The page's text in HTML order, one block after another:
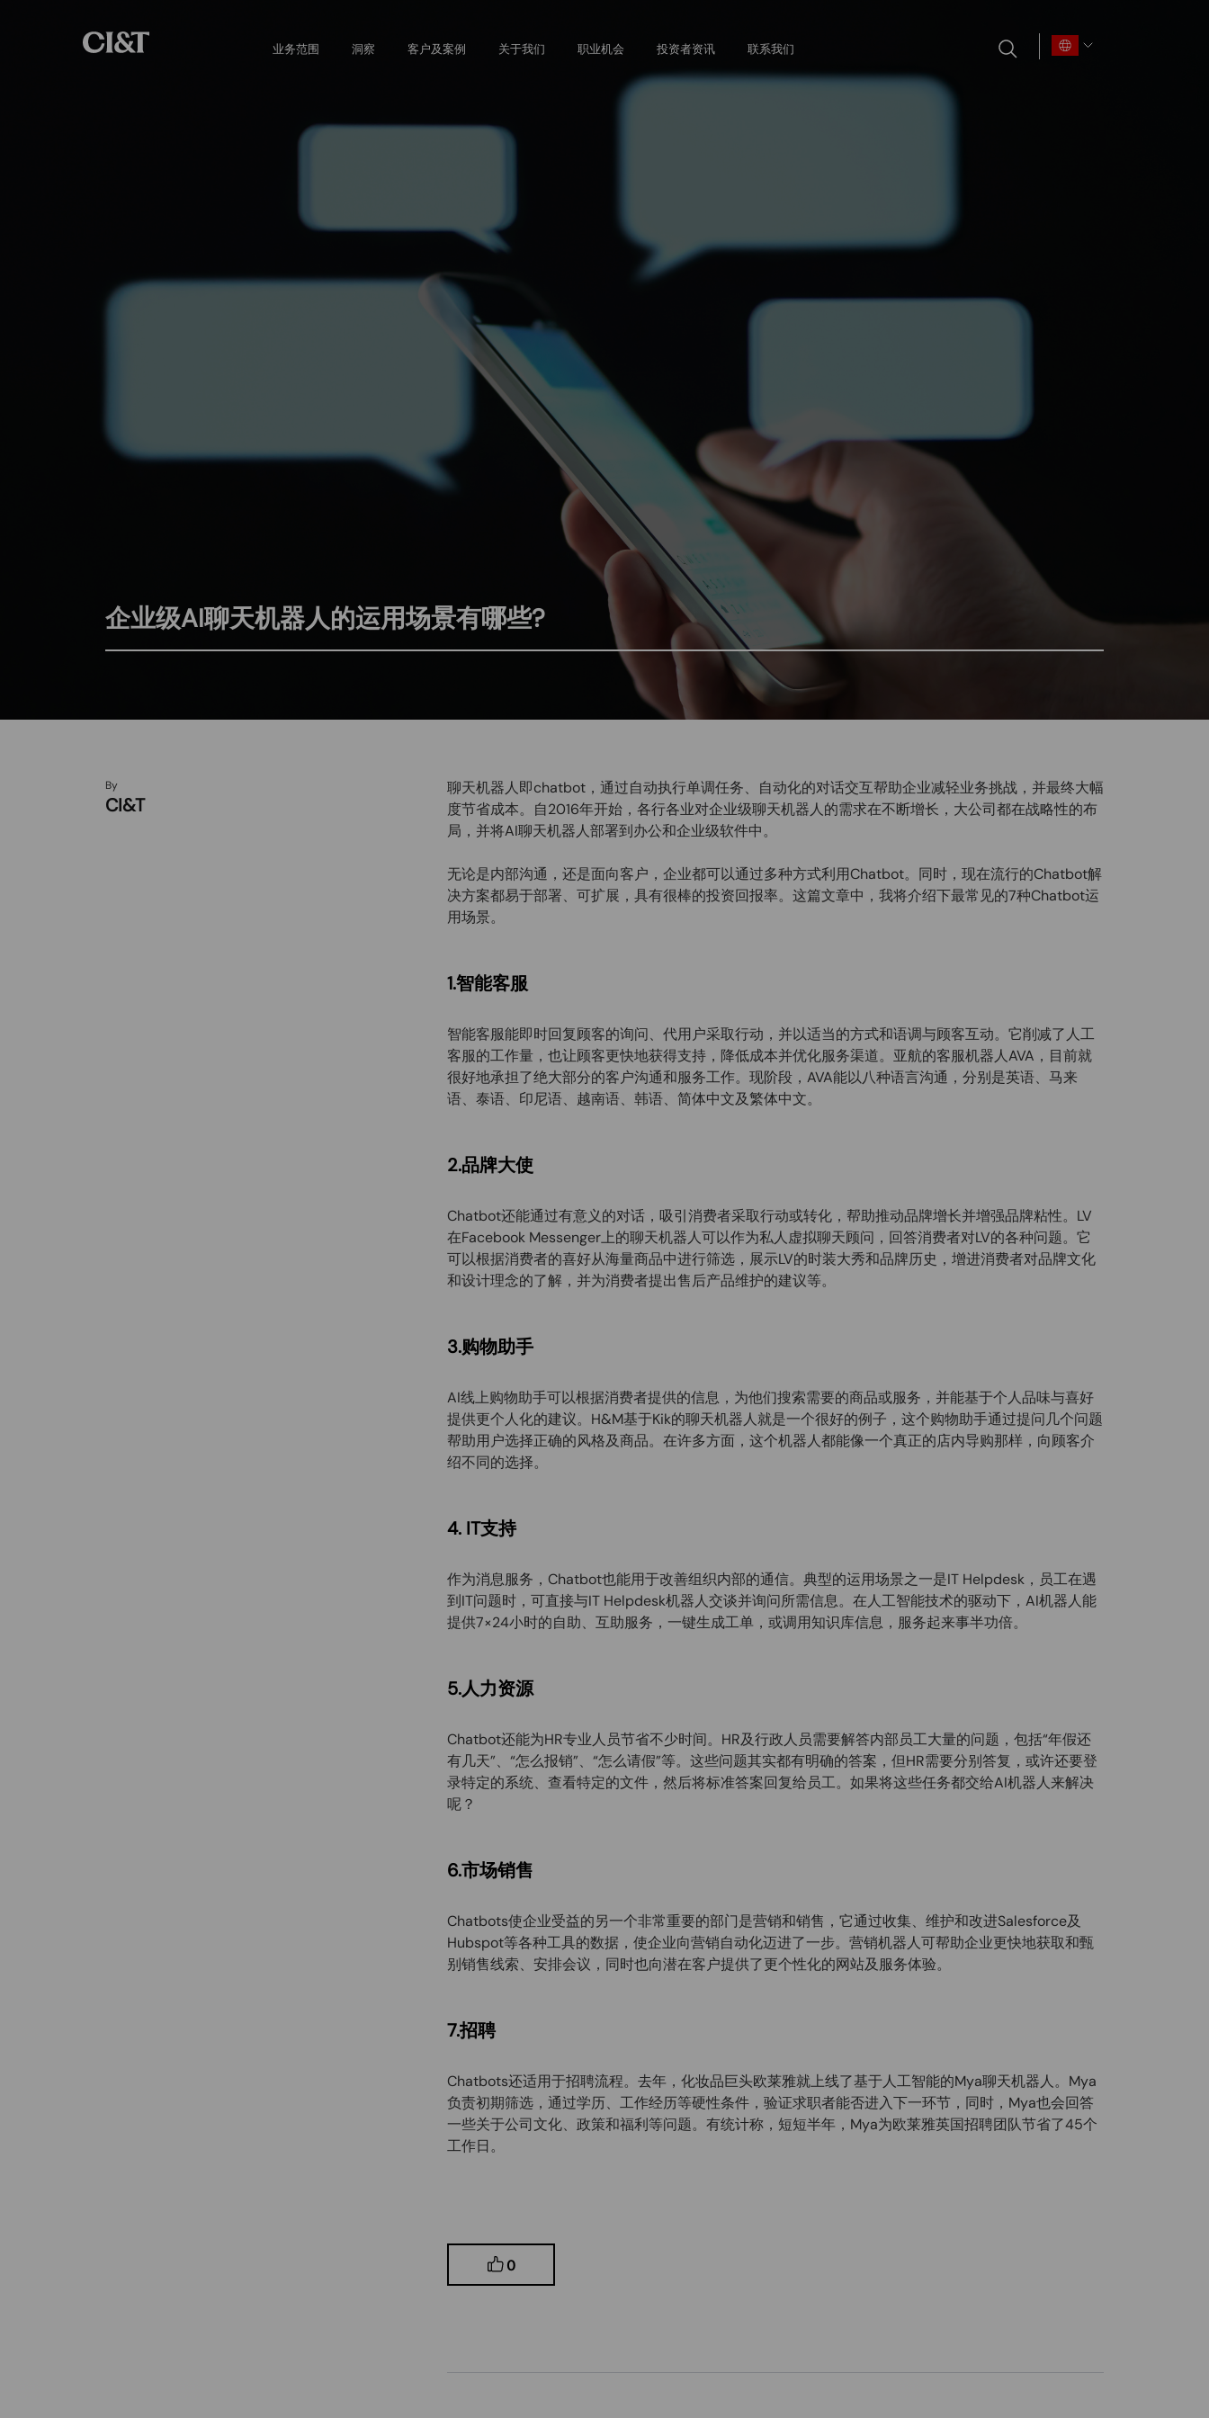
main
content
业务范围 洞察 客户及案例 关于我们 职业机会 投资者资讯 联系我们
企业级AI聊天机器人的运用场景有哪些?
By
CI&T
聊天机器人即chatbot，通过自动执行单调任务、自动化的对话交互帮助企业减轻业务挑战，并最终大幅
度节省成本。自2016年开始，各行各业对企业级聊天机器人的需求在不断增长，大公司都在战略性的布
局，并将AI聊天机器人部署到办公和企业级软件中。
无论是内部沟通，还是面向客户，企业都可以通过多种方式利用Chatbot。同时，现在流行的Chatbot解
决方案都易于部署、可扩展，具有很棒的投资回报率。这篇文章中，我将介绍下最常见的7种Chatbot运
用场景。
1.智能客服
智能客服能即时回复顾客的询问、代用户采取行动，并以适当的方式和语调与顾客互动。它削减了人工
客服的工作量，也让顾客更快地获得支持，降低成本并优化服务渠道。亚航的客服机器人AVA，目前就
很好地承担了绝大部分的客户沟通和服务工作。现阶段，AVA能以八种语言沟通，分别是英语、马来
语、泰语、印尼语、越南语、韩语、简体中文及繁体中文。
2.品牌大使
Chatbot还能通过有意义的对话，吸引消费者采取行动或转化，帮助推动品牌增长并增强品牌粘性。LV
在Facebook Messenger上的聊天机器人可以作为私人虚拟聊天顾问，回答消费者对LV的各种问题。它
可以根据消费者的喜好从海量商品中进行筛选，展示LV的时装大秀和品牌历史，增进消费者对品牌文化
和设计理念的了解，并为消费者提出售后产品维护的建议等。
3.购物助手
AI线上购物助手可以根据消费者提供的信息，为他们搜索需要的商品或服务，并能基于个人品味与喜好
提供更个人化的建议。H&M基于Kik的聊天机器人就是一个很好的例子，这个购物助手通过提问几个问题
帮助用户选择正确的风格及商品。在许多方面，这个机器人都能像一个真正的店内导购那样，向顾客介
绍不同的选择。
4. IT支持
作为消息服务，Chatbot也能用于改善组织内部的通信。典型的运用场景之一是IT Helpdesk，员工在遇
到IT问题时，可直接与IT Helpdesk机器人交谈并询问所需信息。在人工智能技术的驱动下，AI机器人能
提供7×24小时的自助、互助服务，一键生成工单，或调用知识库信息，服务起来事半功倍。
5.人力资源
Chatbot还能为HR专业人员节省不少时间。HR及行政人员需要解答内部员工大量的问题，包括“年假还
有几天”、“怎么报销”、“怎么请假”等。这些问题其实都有明确的答案，但HR需要分别答复，或许还要登
录特定的系统、查看特定的文件，然后将标准答案回复给员工。如果将这些任务都交给AI机器人来解决
呢？
6.市场销售
Chatbots使企业受益的另一个非常重要的部门是营销和销售，它通过收集、维护和改进Salesforce及
Hubspot等各种工具的数据，使企业向营销自动化迈进了一步。营销机器人可帮助企业更快地获取和甄
别销售线索、安排会议，同时也向潜在客户提供了更个性化的网站及服务体验。
7.招聘
Chatbots还适用于招聘流程。去年，化妆品巨头欧莱雅就上线了基于人工智能的Mya聊天机器人。Mya
负责初期筛选，通过学历、工作经历等硬性条件，验证求职者能否进入下一环节，同时，Mya也会回答
一些关于公司文化、政策和福利等问题。有统计称，短短半年，Mya为欧莱雅英国招聘团队节省了45个
工作日。
0